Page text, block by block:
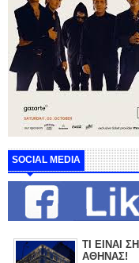
SOCIAL MEDIA
ΤΙ ΕΙΝΑΙ
ΑΘΗΝΑΣ!